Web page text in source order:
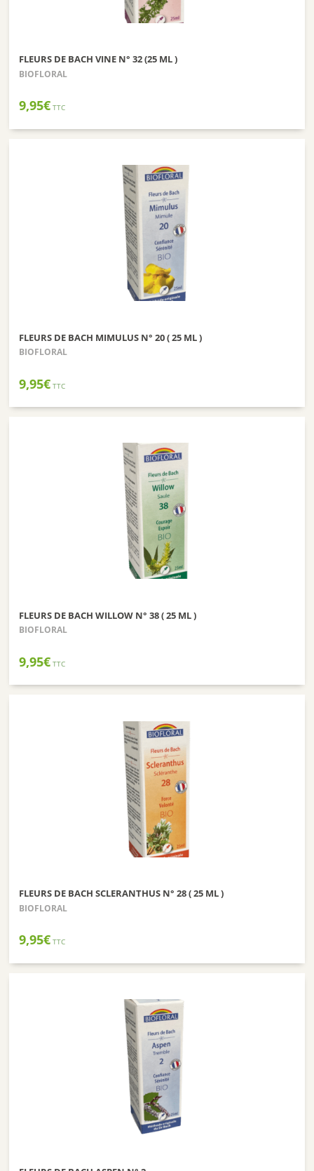
FLEURS DE BACH VINE N° 32 (25 ML )
BIOFLORAL
9,95€ TTC
FLEURS DE BACH MIMULUS N° 20 ( 25 ML )
BIOFLORAL
9,95€ TTC
FLEURS DE BACH WILLOW N° 38 ( 25 ML )
BIOFLORAL
9,95€ TTC
FLEURS DE BACH SCLERANTHUS N° 28 ( 25 ML )
BIOFLORAL
9,95€ TTC